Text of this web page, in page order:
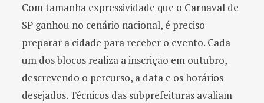
Com tamanha expressividade que o Carnaval de
SP ganhou no cenário nacional, é preciso
preparar a cidade para receber o evento. Cada
um dos blocos realiza a inscrição em outubro,
descrevendo o percurso, a data e os horários
desejados. Técnicos das subprefeituras avaliam